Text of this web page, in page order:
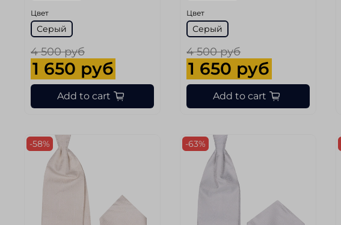
Цвет
Серый
4 500 руб
1 650 руб
Add to cart
Цвет
Серый
4 500 руб
1 650 руб
Add to cart
-58% -63%